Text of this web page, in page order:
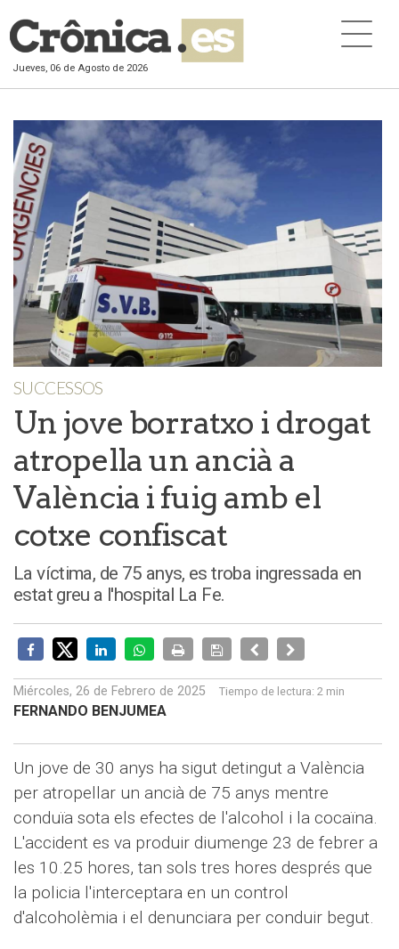
Jueves, 06 de Agosto de 2026
SUCCESSOS
Un jove borratxo i drogat
atropella un ancià a
València i fuig amb el
cotxe confiscat
La víctima, de 75 anys, es troba ingressada en
estat greu a l'hospital La Fe.
Miércoles, 26 de Febrero de 2025 Tiempo de lectura: 2 min
FERNANDO BENJUMEA
Un jove de 30 anys ha sigut detingut a València
per atropellar un ancià de 75 anys mentre
conduïa sota els efectes de l'alcohol i la cocaïna.
L'accident es va produir diumenge 23 de febrer a
les 10.25 hores, tan sols tres hores després que
la policia l'interceptara en un control
d'alcoholèmia i el denunciara per conduir begut.